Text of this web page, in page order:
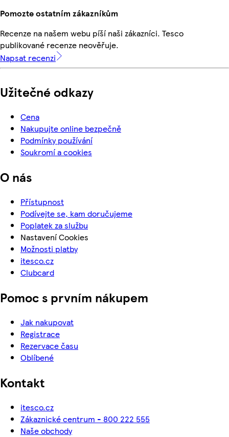
Pomozte ostatním zákazníkům
Recenze na našem webu píší naši zákazníci. Tesco
publikované recenze neověřuje.
Napsat recenzi
Užitečné odkazy
Cena
Nakupujte online bezpečně
Podmínky používání
Soukromí a cookies
O nás
Přístupnost
Podívejte se, kam doručujeme
Poplatek za službu
Nastavení Cookies
Možnosti platby
itesco.cz
Clubcard
Pomoc s prvním nákupem
Jak nakupovat
Registrace
Rezervace času
Oblíbené
Kontakt
itesco.cz
Zákaznické centrum - 800 222 555
Naše obchody